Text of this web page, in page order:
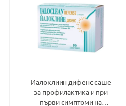
Йалоклиин дифенс саше
за профилактика и при
първи симптоми на